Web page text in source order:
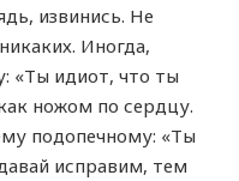
извинись. Не
Иногда,
«Ты идиот, что ты
ножом по сердцу.
подопечному: «Ты
исправим, тем